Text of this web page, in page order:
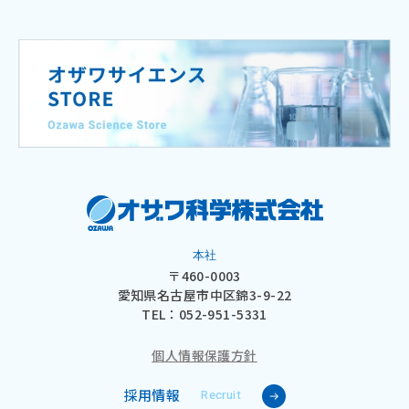
本社
〒460-0003
愛知県名古屋市中区錦3-9-22
TEL： 052-951-5331
個人情報保護方針
採用情報 Recruit